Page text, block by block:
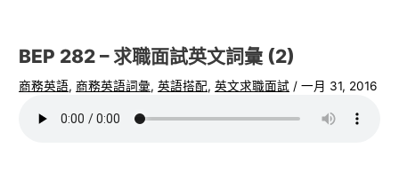
BEP 282 – 求職面試英文詞彙 (2)
商務英語,商務英語詞彙,英語搭配,英文求職面試 /一月 31, 2016